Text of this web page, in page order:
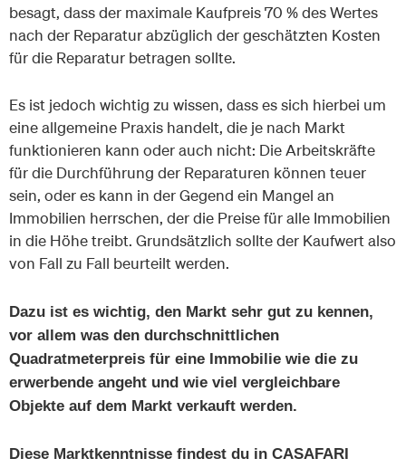
besagt, dass der maximale Kaufpreis 70 % des Wertes
nach der Reparatur abzüglich der geschätzten Kosten
für die Reparatur betragen sollte.
Es ist jedoch wichtig zu wissen, dass es sich hierbei um
eine allgemeine Praxis handelt, die je nach Markt
funktionieren kann oder auch nicht: Die Arbeitskräfte
für die Durchführung der Reparaturen können teuer
sein, oder es kann in der Gegend ein Mangel an
Immobilien herrschen, der die Preise für alle Immobilien
in die Höhe treibt. Grundsätzlich sollte der Kaufwert also
von Fall zu Fall beurteilt werden.
Dazu ist es wichtig, den Markt sehr gut zu kennen,
vor allem was den durchschnittlichen
Quadratmeterpreis für eine Immobilie wie die zu
erwerbende angeht und wie viel vergleichbare
Objekte auf dem Markt verkauft werden.
Diese Marktkenntnisse findest du in CASAFARI